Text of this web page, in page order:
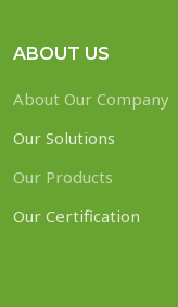
ABOUT US
About Our Company
Our Solutions
Our Products
Our Certification